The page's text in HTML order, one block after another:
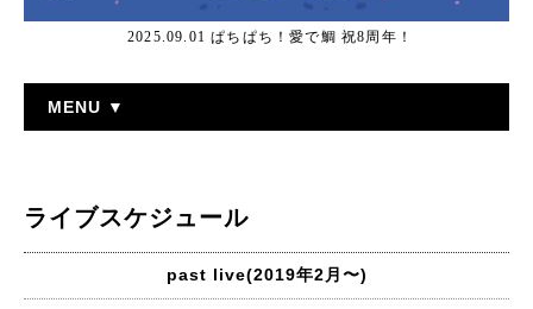
2025.09.01 ぱちぱち！愛で鯛 祝8周年！
MENU ▼
ライブスケジュール
past live(2019年2月〜)